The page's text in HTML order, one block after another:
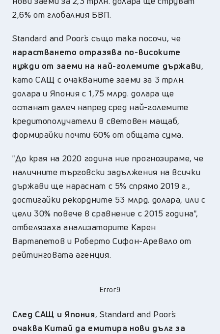
2,6% от глобалния БВП.
Standard and Poor`s също така посочи, че
нарастването отразява по-високите
нужди от заеми на най-големите държави,
като САЩ с очакваните заеми за 3 трлн.
долара и Япония с 1,75 млрд. долара ще
останат далеч напред сред най-големите
кредитополучатели в световен мащаб,
формирайки почти 60% от общата сума.
"До края на 2020 година ние прогнозираме, че
наличните търговски задължения на всички
държави ще нараснат с 5% спрямо 2019 г.,
достигайки рекордните 53 млрд. долара, или с
цели 30% повече в сравнение с 2015 година",
отбелязаха анализаторите Карен
Вартапетов и Роберто Сифон-Аревало от
рейтинговата агенция.
Error9
След САЩ и Япония, Standard and Poor`s
очаква Китай да емитира нови дълг за